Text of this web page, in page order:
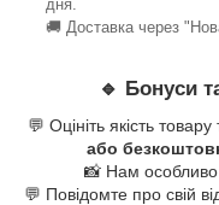
дня.
🚚 Доставка через
🔹 Бонуси
💬 Оцініть якість
або
📸 Нам особливо
💬 Повідомте про свій